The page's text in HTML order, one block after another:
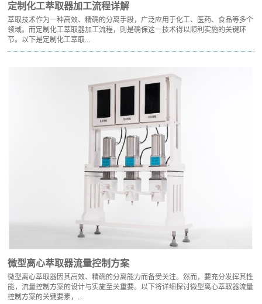
定制化工萃取器加工流程详解
萃取技术作为一种高效、精确的分离手段，广泛应用于化工、医药、食品等多个
领域。而定制化工萃取器加工流程，则是确保这一技术得以顺利实施的关键环
节。以下是定制化工萃取...
微型离心萃取器流量控制方案
微型离心萃取器因其高效、精确的分离能力而备受关注。然而，要充分发挥其性
能，流量控制方案的设计与实施至关重要。以下将详细探讨微型离心萃取器流量
控制方案的关键要素，...